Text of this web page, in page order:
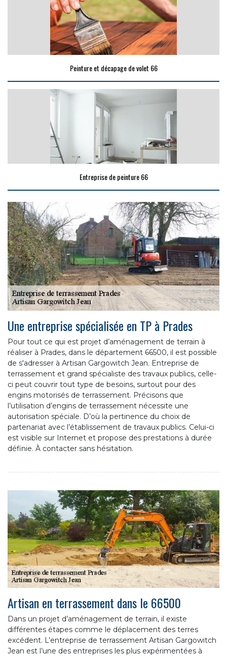
Peinture et décapage de volet 66
Entreprise de peinture 66
Une entreprise spécialisée en TP à Prades
Pour tout ce qui est projet d’aménagement de terrain à
réaliser à Prades, dans le département 66500, il est possible
de s'adresser à Artisan Gargowitch Jean. Entreprise de
terrassement et grand spécialiste des travaux publics, celle-
ci peut couvrir tout type de besoins, surtout pour des
engins motorisés de terrassement. Précisons que
l’utilisation d’engins de terrassement nécessite une
autorisation spéciale. D’où la pertinence du choix de
partenariat avec l’établissement de travaux publics. Celui-ci
est visible sur Internet et propose des prestations à durée
définie. À contacter sans hésitation.
Artisan en terrassement dans le 66500
Dans un projet d’aménagement de terrain, il existe
différentes étapes comme le déplacement des terres
excédent. L’entreprise de terrassement Artisan Gargowitch
Jean est l’une des entreprises les plus expérimentées à